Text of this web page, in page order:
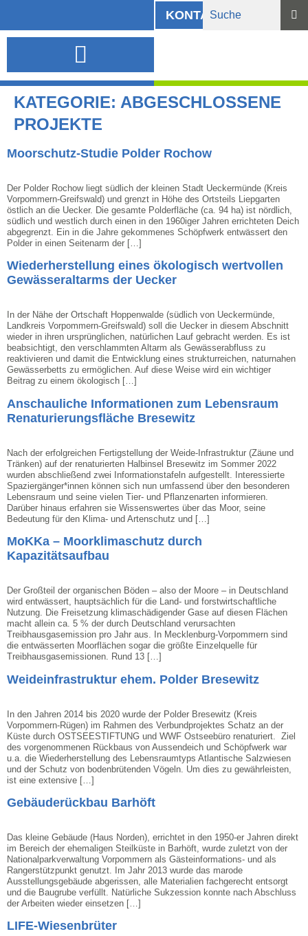
KONTAKT
KATEGORIE: ABGESCHLOSSENE
PROJEKTE
Moorschutz-Studie Polder Rochow
Der Polder Rochow liegt südlich der kleinen Stadt Ueckermünde (Kreis
Vorpommern-Greifswald) und grenzt in Höhe des Ortsteils Liepgarten
östlich an die Uecker. Die gesamte Polderfläche (ca. 94 ha) ist nördlich,
südlich und westlich durch einen in den 1960iger Jahren errichteten Deich
abgegrenzt. Ein in die Jahre gekommenes Schöpfwerk entwässert den
Polder in einen Seitenarm der […]
Wiederherstellung eines ökologisch wertvollen
Gewässeraltarms der Uecker
In der Nähe der Ortschaft Hoppenwalde (südlich von Ueckermünde,
Landkreis Vorpommern-Greifswald) soll die Uecker in diesem Abschnitt
wieder in ihren ursprünglichen, natürlichen Lauf gebracht werden. Es ist
beabsichtigt, den verschlammten Altarm als Gewässerabfluss zu
reaktivieren und damit die Entwicklung eines strukturreichen, naturnahen
Gewässerbetts zu ermöglichen. Auf diese Weise wird ein wichtiger
Beitrag zu einem ökologisch […]
Anschauliche Informationen zum Lebensraum
Renaturierungsfläche Bresewitz
Nach der erfolgreichen Fertigstellung der Weide-Infrastruktur (Zäune und
Tränken) auf der renaturierten Halbinsel Bresewitz im Sommer 2022
wurden abschließend zwei Informationstafeln aufgestellt. Interessierte
Spaziergänger*innen können sich nun umfassend über den besonderen
Lebensraum und seine vielen Tier- und Pflanzenarten informieren.
Darüber hinaus erfahren sie Wissenswertes über das Moor, seine
Bedeutung für den Klima- und Artenschutz und […]
MoKKa – Moorklimaschutz durch
Kapazitätsaufbau
Der Großteil der organischen Böden – also der Moore – in Deutschland
wird entwässert, hauptsächlich für die Land- und forstwirtschaftliche
Nutzung. Die Freisetzung klimaschädigender Gase auf diesen Flächen
macht allein ca. 5 % der durch Deutschland verursachten
Treibhausgasemission pro Jahr aus. In Mecklenburg-Vorpommern sind
die entwässerten Moorflächen sogar die größte Einzelquelle für
Treibhausgasemissionen. Rund 13 […]
Weideinfrastruktur ehem. Polder Bresewitz
In den Jahren 2014 bis 2020 wurde der Polder Bresewitz (Kreis
Vorpommern-Rügen) im Rahmen des Verbundprojektes Schatz an der
Küste durch OSTSEESTIFTUNG und WWF Ostseebüro renaturiert. Ziel
des vorgenommenen Rückbaus von Aussendeich und Schöpfwerk war
u.a. die Wiederherstellung des Lebensraumtyps Atlantische Salzwiesen
und der Schutz von bodenbrütenden Vögeln. Um dies zu gewährleisten,
ist eine extensive […]
Gebäuderückbau Barhöft
Das kleine Gebäude (Haus Norden), errichtet in den 1950-er Jahren direkt
im Bereich der ehemaligen Steilküste in Barhöft, wurde zuletzt von der
Nationalparkverwaltung Vorpommern als Gästeinformations- und als
Rangerstützpunkt genutzt. Im Jahr 2013 wurde das marode
Ausstellungsgebäude abgerissen, alle Materialien fachgerecht entsorgt
und die Baugrube verfüllt. Natürliche Sukzession konnte nach Abschluss
der Arbeiten wieder einsetzen […]
LIFE-Wiesenbrüter